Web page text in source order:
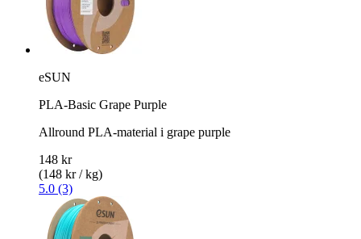
eSUN
PLA-Basic Grape Purple
Allround PLA-material i grape purple
148 kr
(148 kr / kg)
5.0 (3)